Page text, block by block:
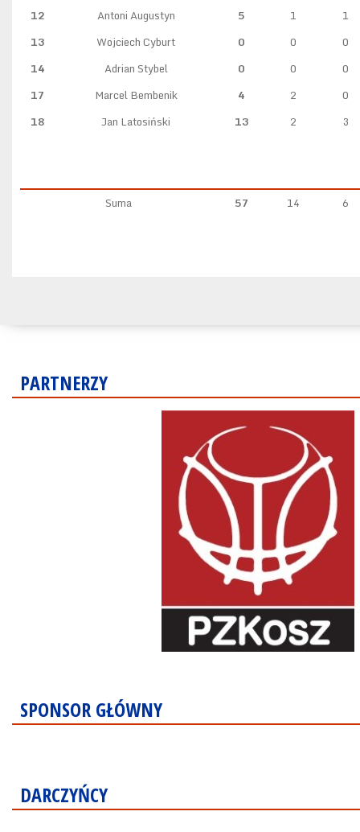
12
Antoni Augustyn 5 1
1
13
Wojciech Cyburt 0 0
0
14
Adrian Stybel 0 0
0
17
Marcel Bembenik 4 2
0
18
Jan Latosiński 13 2 3
Suma 57 14 6
PARTNERZY
SPONSOR GŁÓWNY
DARCZYŃCY